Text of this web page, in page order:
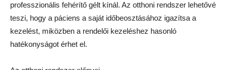
professzionális fehérítő gélt kínál. Az otthoni rendszer lehetővé
teszi, hogy a páciens a saját időbeosztásához igazítsa a
kezelést, miközben a rendelői kezeléshez hasonló
hatékonyságot érhet el.